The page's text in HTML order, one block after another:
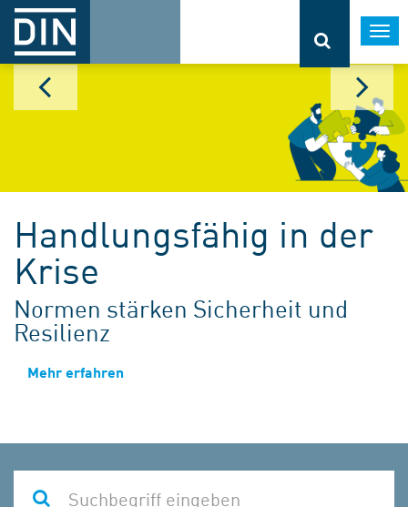
Handlungsfähig in der
Krise
Normen stärken Sicherheit und
Resilienz
Mehr erfahren